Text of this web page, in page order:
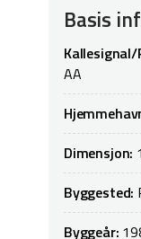
Basis
AA
Dimensjon:
Byggested:
Byggeår: